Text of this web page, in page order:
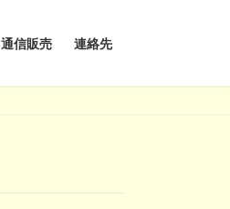
通信販売 連絡先